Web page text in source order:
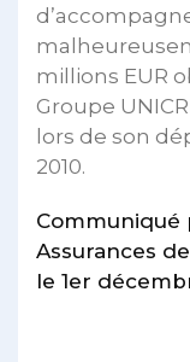
millions EUR
Groupe
lors de son
2010.
Communiqué
Assurances de
le 1er